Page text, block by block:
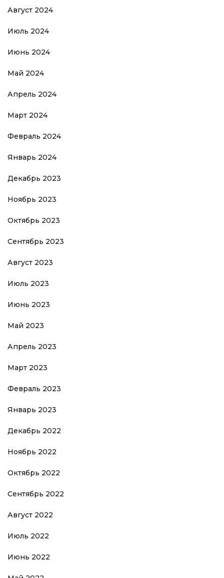
Август 2024
Июль 2024
Июнь 2024
Май 2024
Апрель 2024
Март 2024
Февраль 2024
Январь 2024
Декабрь 2023
Ноябрь 2023
Октябрь 2023
Сентябрь 2023
Август 2023
Июль 2023
Июнь 2023
Май 2023
Апрель 2023
Март 2023
Февраль 2023
Январь 2023
Декабрь 2022
Ноябрь 2022
Октябрь 2022
Сентябрь 2022
Август 2022
Июль 2022
Июнь 2022